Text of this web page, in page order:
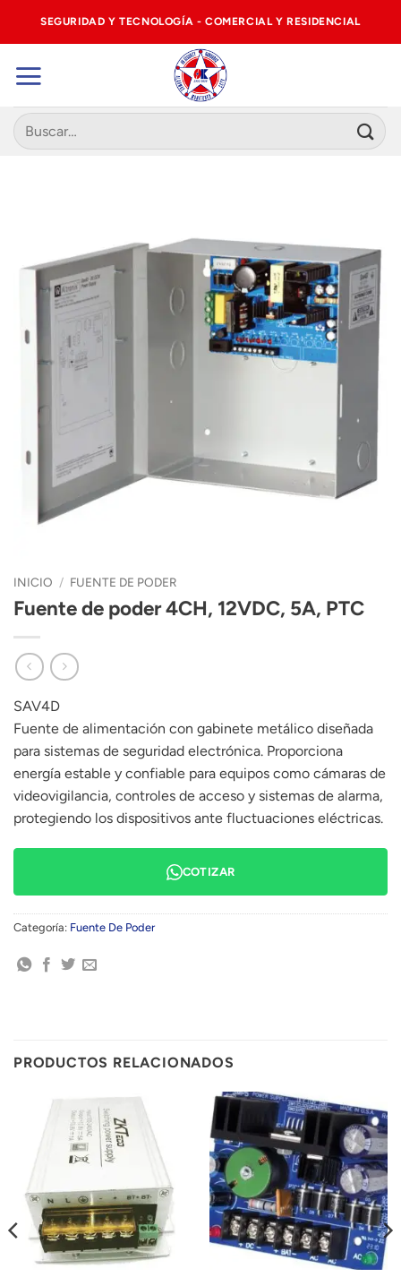
SEGURIDAD Y TECNOLOGÍA - COMERCIAL Y RESIDENCIAL
Buscar
por:
INICIO / FUENTE DE PODER
Fuente de poder 4CH, 12VDC, 5A, PTC
SAV4D
Fuente de alimentación con gabinete metálico diseñada
para sistemas de seguridad electrónica. Proporciona
energía estable y confiable para equipos como cámaras de
videovigilancia, controles de acceso y sistemas de alarma,
protegiendo los dispositivos ante fluctuaciones eléctricas.
COTIZAR
Categoría: Fuente De Poder
PRODUCTOS RELACIONADOS